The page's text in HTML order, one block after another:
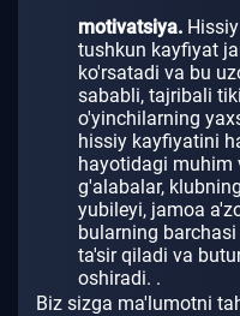
motivatsiya.
tushkun kayfiyat
ko'rsatadi va bu
sababli, tajribali
o'yinchilarning
hissiy kayfiyatini
hayotidagi muhim
g'alabalar,
yubileyi, jamoa
bularning
ta'sir qiladi va
oshiradi. .
Biz sizga ma'lumotni